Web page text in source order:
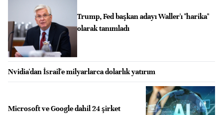
Trump, Fed başkan adayı Waller'ı "harika"
olarak tanımladı
Nvidia'dan İsrail'e milyarlarca dolarlık yatırım
Microsoft ve Google dahil 24 şirket